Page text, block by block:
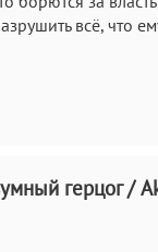
всё, что
герцог /